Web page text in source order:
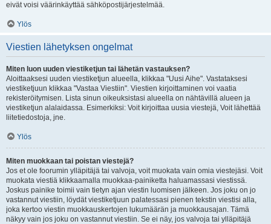
eivät voisi väärinkäyttää sähköpostijärjestelmää.
Ylös
Viestien lähetyksen ongelmat
Miten luon uuden viestiketjun tai lähetän vastauksen?
Aloittaaksesi uuden viestiketjun alueella, klikkaa "Uusi Aihe". Vastataksesi
viestiketjuun klikkaa "Vastaa Viestiin". Viestien kirjoittaminen voi vaatia
rekisteröitymisen. Lista sinun oikeuksistasi alueella on nähtävillä alueen ja
viestiketjun alalaidassa. Esimerkiksi: Voit kirjoittaa uusia viestejä, Voit lähettää
liitetiedostoja, jne.
Ylös
Miten muokkaan tai poistan viestejä?
Jos et ole foorumin ylläpitäjä tai valvoja, voit muokata vain omia viestejäsi. Voit
muokata viestiä klikkaamalla muokkaa-painiketta haluamassasi viestissä.
Joskus painike toimii vain tietyn ajan viestin luomisen jälkeen. Jos joku on jo
vastannut viestiin, löydät viestiketjuun palatessasi pienen tekstin viestisi alla,
joka kertoo viestin muokkauskertojen lukumäärän ja muokkausajan. Tämä
näkyy vain jos joku on vastannut viestiin. Se ei näy, jos valvoja tai ylläpitäjä